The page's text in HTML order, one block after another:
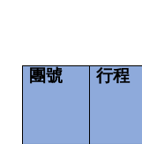
團號 行程